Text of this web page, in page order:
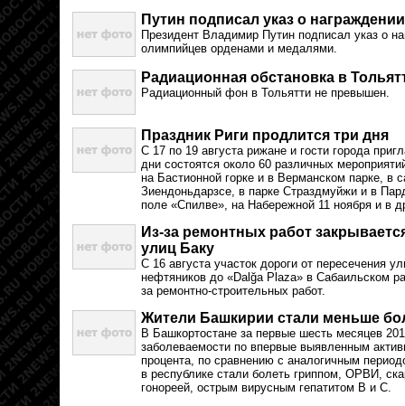
Путин подписал указ о
Президент Владимир Путин подписал указ о
олимпийцев орденами и медалями.
Радиационная обстановка в
Радиационный фон в Тольятти не превышен.
Праздник Риги продлится три дня
С 17 по 19 августа рижане и гости города
дни состоятся около 60 различных
на Бастионной горке и в Верманском парке, в
Зиендоньдарзсе, в парке Страздмуйжи и в
поле «Спилве», на Набережной 11 ноября и в
Из-за ремонтных работ
улиц Баку
С 16 августа участок дороги от пересечения
нефтяников до «Dalğa Plaza» в Сабаильском
за ремонтно-строительных работ.
Жители Башкирии стали меньше
В Башкортостане за первые шесть месяцев
заболеваемости по впервые выявленным
процента, по сравнению с аналогичным
в республике стали болеть гриппом, ОРВИ,
гонореей, острым вирусным гепатитом В и С.